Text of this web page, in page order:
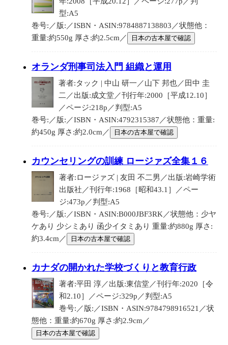
型:A5
巻号:／版:／ISBN・ASIN:9784887138803／状態他：
重量:約550g 厚さ:約2.5cm／
日本の古本屋で確認
オランダ刑事司法入門 組織と運用
著者:タック | 中山 研一／山下 邦也／田中 圭
二／出版:成文堂／刊行年:2000［平成12.10］
／ページ:218p／判型:A5
巻号:／版:／ISBN・ASIN:4792315387／状態他：重量:
約450g 厚さ:約2.0cm／
日本の古本屋で確認
カウンセリングの訓練 ロージァズ全集１６
著者:ロージァズ | 友田 不二男／出版:岩崎学術
出版社／刊行年:1968［昭和43.1］／ペー
ジ:473p／判型:A5
巻号:／版:／ISBN・ASIN:B000JBF3RK／状態他：少ヤ
ケあり 少シミあり 函少イタミあり 重量:約880g 厚さ:
約3.4cm／
日本の古本屋で確認
カナダの開かれた学校づくりと教育行政
著者:平田 淳／出版:東信堂／刊行年:2020［令
和2.10］／ページ:329p／判型:A5
巻号:／版:／ISBN・ASIN:9784798916521／状
態他：重量:約670g 厚さ:約2.9cm／
日本の古本屋で確認